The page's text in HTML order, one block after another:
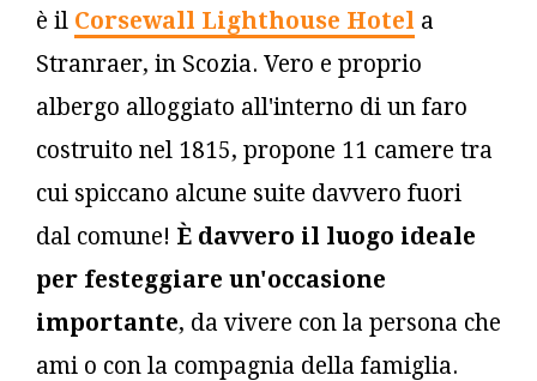
è il Corsewall Lighthouse Hotel a
Stranraer, in Scozia. Vero e proprio
albergo alloggiato all'interno di un faro
costruito nel 1815, propone 11 camere tra
cui spiccano alcune suite davvero fuori
dal comune! È davvero il luogo ideale
per festeggiare un'occasione
importante, da vivere con la persona che
ami o con la compagnia della famiglia.